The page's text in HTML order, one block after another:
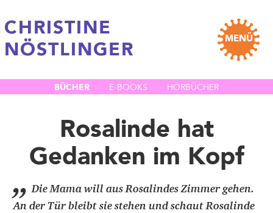
CHRISTINE
NÖSTLINGER
MENÜ
BÜCHER E-BOOKS HÖRBÜCHER
Rosalinde hat
Gedanken im Kopf
„ Die Mama will aus Rosalindes Zimmer gehen.
An der Tür bleibt sie stehen und schaut Rosalinde